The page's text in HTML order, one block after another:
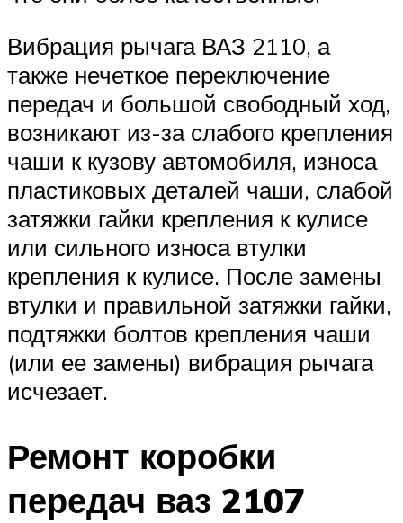
Вибрация рычага ВАЗ 2110, а
также нечеткое переключение
передач и большой свободный ход,
возникают из-за слабого крепления
чаши к кузову автомобиля, износа
пластиковых деталей чаши, слабой
затяжки гайки крепления к кулисе
или сильного износа втулки
крепления к кулисе. После замены
втулки и правильной затяжки гайки,
подтяжки болтов крепления чаши
(или ее замены) вибрация рычага
исчезает.
Ремонт коробки
передач ваз 2107